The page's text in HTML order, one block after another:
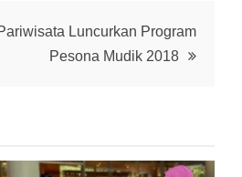
Luncurkan Program
Pesona Mudik 2018